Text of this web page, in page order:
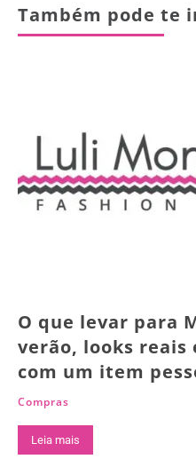
Também pode te
O que levar para
verão, looks reais
com um item
Compras
Leia mais